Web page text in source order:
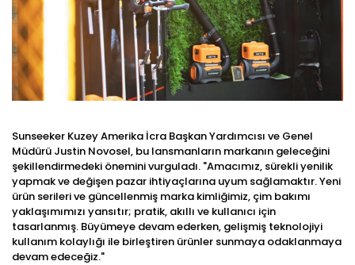
Sunseeker Kuzey Amerika İcra Başkan Yardımcısı ve Genel
Müdürü Justin Novosel, bu lansmanların markanın geleceğini
şekillendirmedeki önemini vurguladı. "Amacımız, sürekli yenilik
yapmak ve değişen pazar ihtiyaçlarına uyum sağlamaktır. Yeni
ürün serileri ve güncellenmiş marka kimliğimiz, çim bakımı
yaklaşımımızı yansıtır; pratik, akıllı ve kullanıcı için
tasarlanmış. Büyümeye devam ederken, gelişmiş teknolojiyi
kullanım kolaylığı ile birleştiren ürünler sunmaya odaklanmaya
devam edeceğiz."